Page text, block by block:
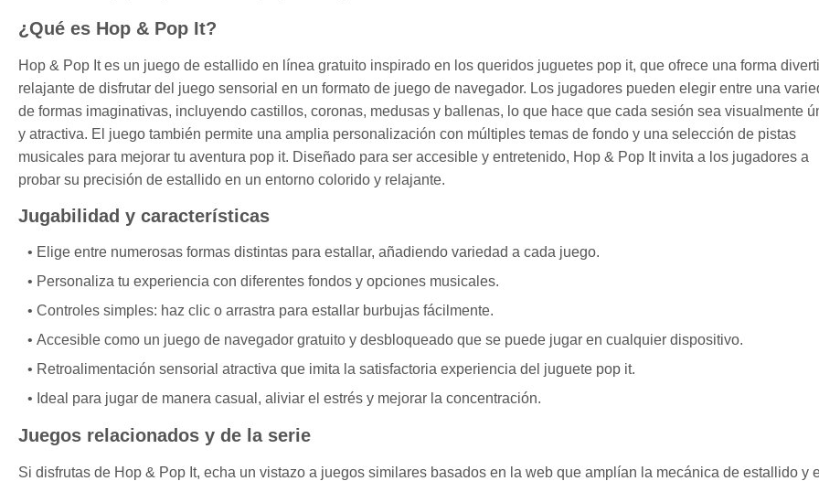
¿Qué es Hop & Pop It?
Hop & Pop It es un juego de estallido en línea gratuito inspirado en los queridos juguetes pop it, que ofrece una forma
relajante de disfrutar del juego sensorial en un formato de juego de navegador. Los jugadores pueden elegir entre una
de formas imaginativas, incluyendo castillos, coronas, medusas y ballenas, lo que hace que cada sesión sea visualmente
y atractiva. El juego también permite una amplia personalización con múltiples temas de fondo y una selección de pistas
musicales para mejorar tu aventura pop it. Diseñado para ser accesible y entretenido, Hop & Pop It invita a los jugadores a
probar su precisión de estallido en un entorno colorido y relajante.
Jugabilidad y características
Elige entre numerosas formas distintas para estallar, añadiendo variedad a cada juego.
Personaliza tu experiencia con diferentes fondos y opciones musicales.
Controles simples: haz clic o arrastra para estallar burbujas fácilmente.
Accesible como un juego de navegador gratuito y desbloqueado que se puede jugar en cualquier dispositivo.
Retroalimentación sensorial atractiva que imita la satisfactoria experiencia del juguete pop it.
Ideal para jugar de manera casual, aliviar el estrés y mejorar la concentración.
Juegos relacionados y de la serie
Si disfrutas de Hop & Pop It, echa un vistazo a juegos similares basados en la web que amplían la mecánica de estallido y